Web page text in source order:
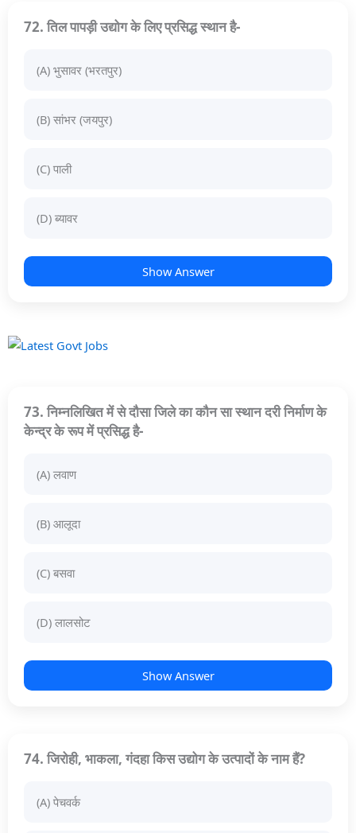
72. तिल पापड़ी उद्योग के लिए प्रसिद्ध स्थान है-
(A) भुसावर (भरतपुर)
(B) सांभर (जयपुर)
(C) पाली
(D) ब्यावर
Show Answer
73. निम्नलिखित में से दौसा जिले का कौन सा स्थान दरी निर्माण के
केन्द्र के रूप में प्रसिद्ध है-
(A) लवाण
(B) आलूदा
(C) बसवा
(D) लालसोट
Show Answer
74. जिरोही, भाकला, गंदहा किस उद्योग के उत्पादों के नाम हैं?
(A) पेचवर्क